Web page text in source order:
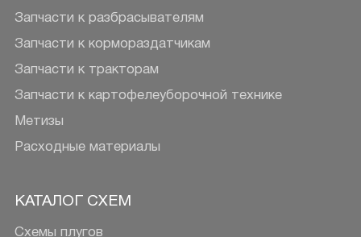
Запчасти к разбрасывателям
Запчасти к кормораздатчикам
Запчасти к тракторам
Запчасти к картофелеуборочной технике
Метизы
Расходные материалы
КАТАЛОГ СХЕМ
Схемы плугов